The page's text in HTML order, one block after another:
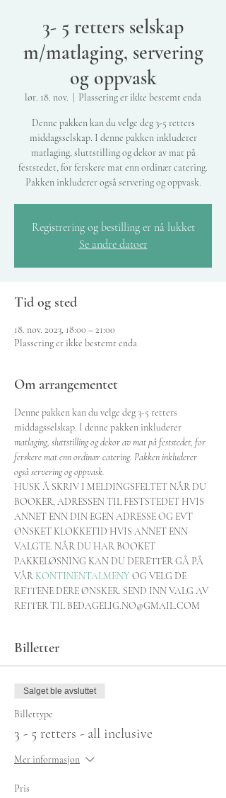
3- 5 retters selskap
m/matlaging, servering
og oppvask
lør. 18. nov. Plassering er ikke bestemt enda
Denne pakken kan du velge deg 3-5 retters
middagsselskap. I denne pakken inkluderer
matlaging, sluttstilling og dekor av mat på
feststedet, for ferskere mat enn ordinær catering.
Pakken inkluderer også servering og oppvask.
Registrering og bestilling er nå lukket
Se andre datoer
Tid og sted
18. nov. 2023, 18:00 – 21:00
Plassering er ikke bestemt enda
Om arrangementet
Denne pakken kan du velge deg 3-5 retters
middagsselskap. I denne pakken inkluderer
matlaging, sluttstilling og dekor av mat på feststedet, for
ferskere mat enn ordinær catering. Pakken inkluderer
også servering og oppvask.
HUSK Å SKRIV I MELDINGSFELTET NÅR DU
BOOKER, ADRESSEN TIL FESTSTEDET HVIS
ANNET ENN DIN EGEN ADRESSE OG EVT
ØNSKET KLOKKETID HVIS ANNET ENN
VALGTE. NÅR DU HAR BOOKET
PAKKELØSNING KAN DU DERETTER GÅ PÅ
VÅR KONTINENTALMENY OG VELG DE
RETTENE DERE ØNSKER. SEND INN VALG AV
RETTER TIL BEDAGELIG.NO@GMAIL.COM
Billetter
Salget ble avsluttet
Billettype
3 - 5 retters - all inclusive
Mer informasjon
Pris